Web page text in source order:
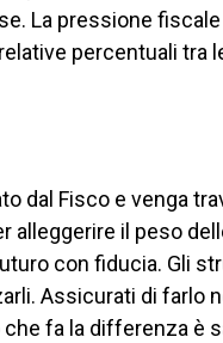
La pressione
percentuali tra
dal Fisco e venga
alleggerire il peso
con fiducia. Gli
Assicurati di farlo
fa la differenza è